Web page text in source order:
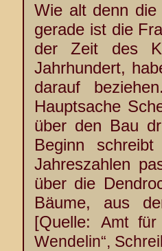
Wie alt denn
gerade ist die
der Zeit des
Jahrhundert,
darauf
Hauptsache
über den Bau
Beginn
Jahreszahlen
über die
Bäume, aus
[Quelle: Amt für
Wendelin“,